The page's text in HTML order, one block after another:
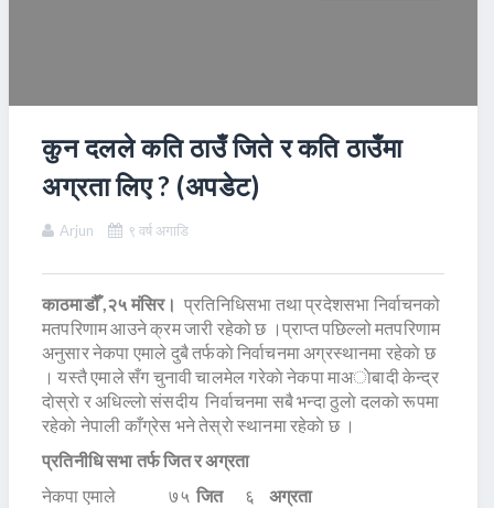
कुन दलले कति ठाउँ जिते र कति ठाउँमा
अग्रता लिए ? (अपडेट)
Arjun ९ वर्ष अगाडि
काठमाडौँ ,२५ मंसिर। प्रतिनिधिसभा तथा प्रदेशसभा निर्वाचनको
मतपरिणाम आउने क्रम जारी रहेको छ ।प्राप्त पछिल्लो मतपरिणाम
अनुसार नेकपा एमाले दुबै तर्फकाे निर्वाचनमा अग्रस्थानमा रहेकाे छ
। यस्तै एमाले सँग चुनावी चालमेल गरेकाे नेकपा माअाेबादी केन्द्र
दाेस्राे र अधिल्लाे संसदीय निर्वाचनमा सबै भन्दा ठुलाे दलकाे रूपमा
रहेकाे नेपाली काँग्रेस भने तेस्राे स्थानमा रहेकाे छ ।
प्रतिनीधि सभा तर्फ जित र अग्रता
नेकपा एमाले ७५जित६ अग्रता